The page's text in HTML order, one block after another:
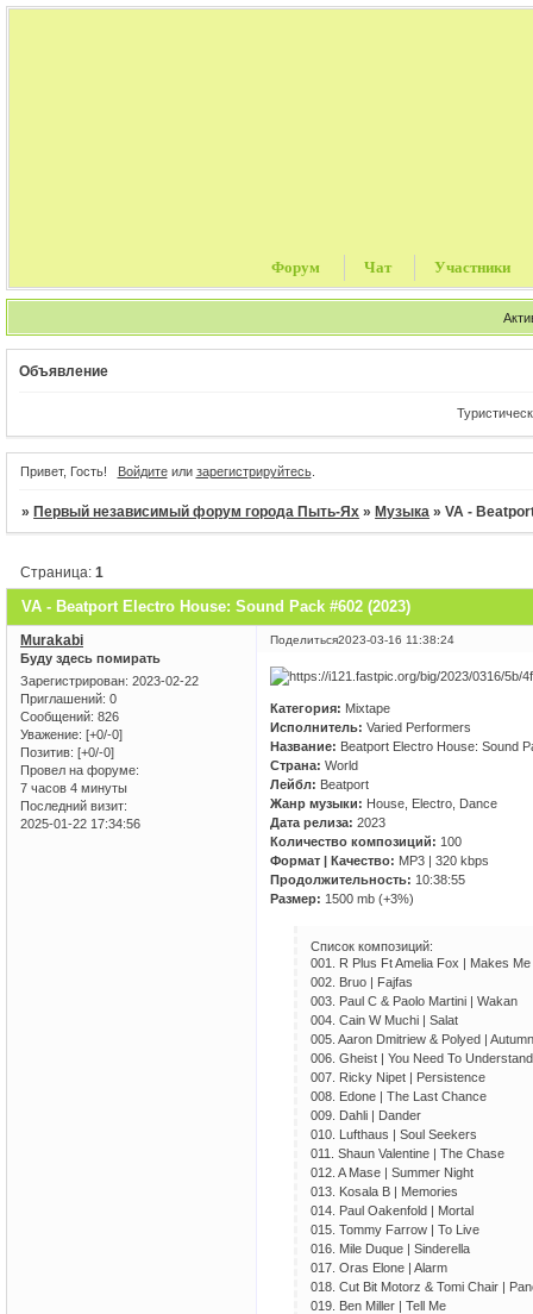
Форум Чат Участники
Объявление
Туристические
Привет, Гость! Войдитеили зарегистрируйтесь.
»Первый независимый форум города Пыть-Ях »Музыка »VA -
VA - Beatport Electro House: Sound Pack #602 (2023)
Страница:1
Поделиться2023-03-16 11:38:24
Murakabi
Буду здесь помирать
Зарегистрирован: 2023-02-22
Приглашений: 0
Сообщений: 826
Уважение: [+0/-0]
Позитив: [+0/-0]
Провел на форуме:
7 часов 4 минуты
Последний визит:
2025-01-22 17:34:56
Категория: Mixtape
Исполнитель: Varied Performers
Название: Beatport Electro House: Sound
Страна: World
Лейбл: Beatport
Жанр музыки: House, Electro, Dance
Дата релиза: 2023
Количество композиций: 100
Формат | Качество: MP3 | 320 kbps
Продолжительность: 10:38:55
Размер: 1500 mb (+3%)
Список композиций:
001. R Plus Ft Amelia Fox | Makes
002. Bruo | Fajfas
003. Paul C & Paolo Martini | Wakan
004. Cain W Muchi | Salat
005. Aaron Dmitriew & Polyed |
006. Gheist | You Need To Understand
007. Ricky Nipet | Persistence
008. Edone | The Last Chance
009. Dahli | Dander
010. Lufthaus | Soul Seekers
011. Shaun Valentine | The Chase
012. A Mase | Summer Night
013. Kosala B | Memories
014. Paul Oakenfold | Mortal
015. Tommy Farrow | To Live
016. Mile Duque | Sinderella
017. Oras Elone | Alarm
018. Cut Bit Motorz & Tomi Chair |
019. Ben Miller | Tell Me